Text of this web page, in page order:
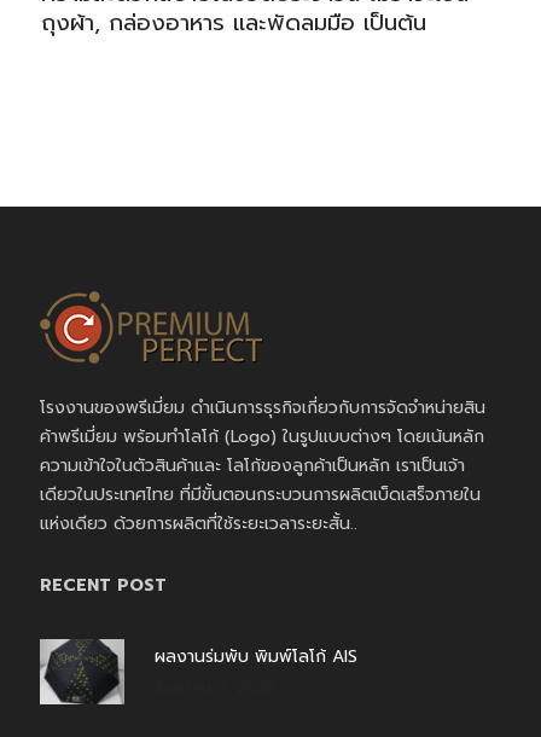
ถุงผ้า, กล่องอาหาร และพัดลมมือ เป็นต้น
โรงงานของพรีเมี่ยม ดำเนินการธุรกิจเกี่ยวกับการจัดจำหน่ายสิน
ค้าพรีเมี่ยม พร้อมทำโลโก้ (Logo) ในรูปแบบต่างๆ โดยเน้นหลัก
ความเข้าใจในตัวสินค้าและ โลโก้ของลูกค้าเป็นหลัก เราเป็นเจ้า
เดียวในประเทศไทย ที่มีขั้นตอนกระบวนการผลิตเบ็ดเสร็จภายใน
แห่งเดียว ด้วยการผลิตที่ใช้ระยะเวลาระยะสั้น..
RECENT POST
ผลงานร่มพับ พิมพ์โลโก้ AIS